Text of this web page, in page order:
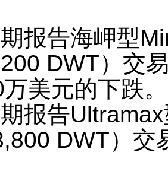
告海岬型
DWT）交
美元的下跌。
告Ultramax
DWT）交